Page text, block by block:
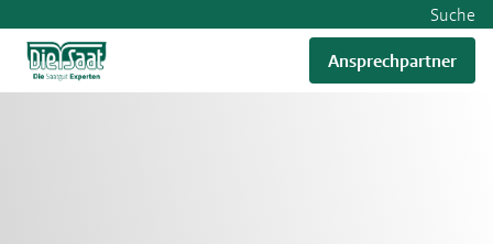
Suche
Ansprechpartner